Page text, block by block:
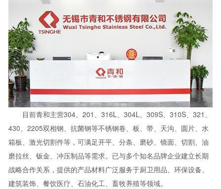
目前青和主营304、201、316L、304L、309S、310S、321、
430、2205双相钢、抗菌钢等不锈钢卷、板、带、天沟、圆片、水
箱板、激光切割件等，可满足开平、分条、磨砂、镜面、切割、油
磨拉丝、钣金、冲压制品等需求。已与多个知名品牌企业建立长期
战略合作关系，提供的产品材料广泛服务于厨卫用品、环保设备、
建筑装饰、餐饮医疗、石油化工、畜牧养殖等领域。